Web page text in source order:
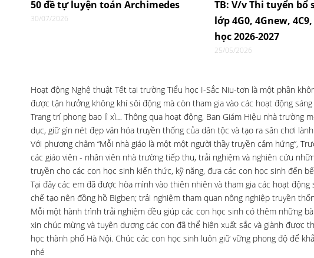
50 đề tự luyện toán Archimedes
30/07/2026
TB: V/v Thi tuyển bổ
lớp 4G0, 4Gnew,
học 2026-2027
25/05/2026
Hoạt động Nghệ thuật Tết tại trường Tiểu học I-Sắc Niu-tơn là một phần
được tận hưởng không khí sôi động mà còn tham gia vào các hoạt động
Trang trí phong bao lì xì… Thông qua hoạt động, Ban Giám Hiệu nhà trường
dục, giữ gìn nét đẹp văn hóa truyền thống của dân tộc và tạo ra sân chơi
Với phương châm “Mỗi nhà giáo là một một người thầy truyền cảm hứng”,
các giáo viên - nhân viên nhà trường tiếp thu, trải nghiệm và nghiên cứu
truyền cho các con học sinh kiến thức, kỹ năng, đưa các con học sinh đến
Tại đây các em đã được hòa mình vào thiên nhiên và tham gia các hoạt
chế tạo nên đồng hồ Bigben; trải nghiệm tham quan nông nghiệp truyền
Mỗi một hành trình trải nghiệm đều giúp các con học sinh có thêm những
xin chúc mừng và tuyên dương các con đã thể hiện xuất sắc và giành được
học thành phố Hà Nội. Chúc các con học sinh luôn giữ vững phong độ để
nhé